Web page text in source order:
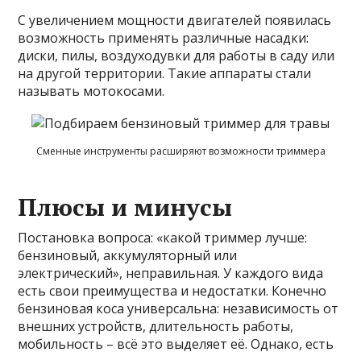
С увеличением мощности двигателей появилась
возможность применять различные насадки:
диски, пилы, воздуходувки для работы в саду или
на другой территории. Такие аппараты стали
называть мотокосами.
Сменные инструменты расширяют возможности триммера
Плюсы и минусы
Постановка вопроса: «какой триммер лучше:
бензиновый, аккумуляторный или
электрический», неправильная. У каждого вида
есть свои преимущества и недостатки. Конечно
бензиновая коса универсальна: независимость от
внешних устройств, длительность работы,
мобильность – всё это выделяет её. Однако, есть